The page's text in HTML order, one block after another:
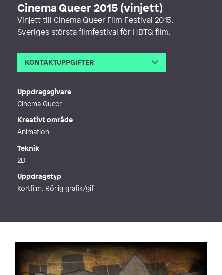
Cinema Queer 2015 (vinjett)
Vinjett till Cinema Queer Film Festival 2015,
Sveriges största filmfestival för HBTQ film.
KONTAKTUPPGIFTER
Uppdragsgivare
Cinema Queer
Kreativt område
Animation
Teknik
2D
Uppdragstyp
Kortfilm, Rörlig grafik/gif